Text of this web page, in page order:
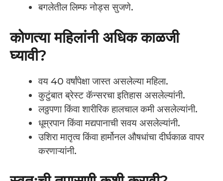
बगलेतील लिम्फ नोड्स सुजणे.
कोणत्या महिलांनी अधिक काळजी
घ्यावी?
वय 40 वर्षांपेक्षा जास्त असलेल्या महिला.
कुटुंबात ब्रेस्ट कॅन्सरचा इतिहास असलेल्यांनी.
लठ्ठपणा किंवा शारीरिक हालचाल कमी असलेल्यांनी.
धूम्रपान किंवा मद्यपानाची सवय असलेल्यांनी.
उशिरा मातृत्व किंवा हार्मोनल औषधांचा दीर्घकाळ वापर
करणाऱ्यांनी.